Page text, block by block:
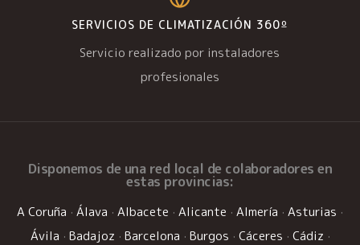
SERVICIOS DE CLIMATIZACIÓN 360º
Servicio realizado por instaladores
profesionales
Disponemos de una red local de colaboradores en
estas provincias:
A Coruña · Álava · Albacete · Alicante · Almería · Asturias ·
Ávila · Badajoz · Barcelona · Burgos · Cáceres · Cádiz ·